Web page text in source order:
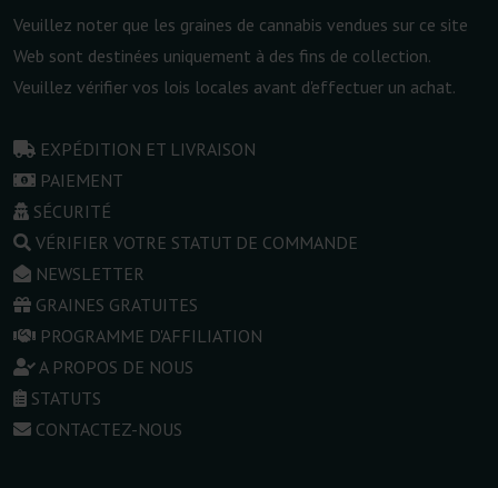
Veuillez noter que les graines de cannabis vendues sur ce site
Web sont destinées uniquement à des fins de collection.
Veuillez vérifier vos lois locales avant d'effectuer un achat.
EXPÉDITION ET LIVRAISON
PAIEMENT
SÉCURITÉ
VÉRIFIER VOTRE STATUT DE COMMANDE
NEWSLETTER
GRAINES GRATUITES
PROGRAMME D'AFFILIATION
A PROPOS DE NOUS
STATUTS
CONTACTEZ-NOUS